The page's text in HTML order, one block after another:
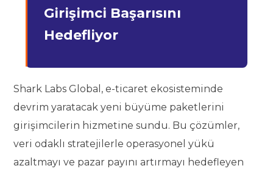
Girişimci Başarısını
Hedefliyor
Shark Labs Global, e-ticaret ekosisteminde
devrim yaratacak yeni büyüme paketlerini
girişimcilerin hizmetine sundu. Bu çözümler,
veri odaklı stratejilerle operasyonel yükü
azaltmayı ve pazar payını artırmayı hedefleyen